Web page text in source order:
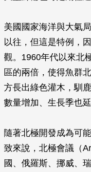
美國國家海洋與大氣
以往，但這是特例，
觀。1960年代以來北
區的兩倍，使得魚群
方長出綠色灌木，馴
數量增加、生長季也
隨著北極開發成為可
致來說，北極會議（
國、俄羅斯、挪威、